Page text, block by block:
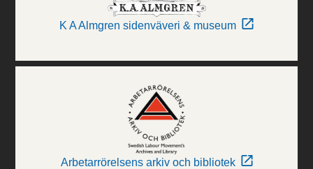
K A Almgren sidenväveri & museum
Arbetarrörelsens arkiv och bibliotek